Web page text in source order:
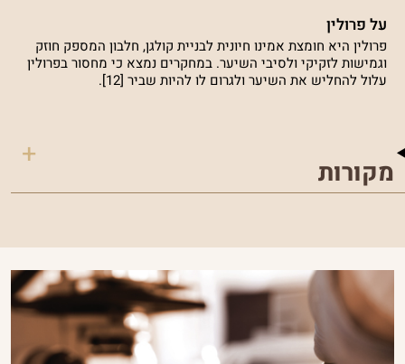
על פרולין
פרולין היא חומצת אמינו חיונית לבניית קולגן, חלבון המספק חוזק
וגמישות לזקיקי ולסיבי השיער. במחקרים נמצא כי מחסור בפרולין
עלול להחליש את השיער ולגרום לו להיות שביר [12].
מקורות